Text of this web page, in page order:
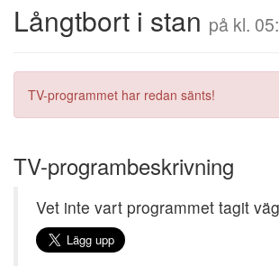
Långtbort i stan på kl.
TV-programmet har redan sänts!
TV-programbeskrivning
Vet inte vart programmet tagit